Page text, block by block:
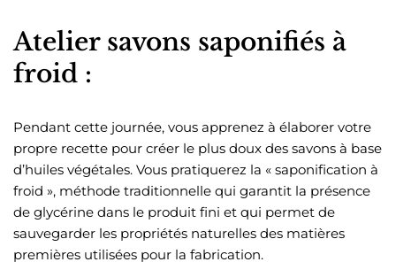
Atelier savons saponifiés à
froid :
Pendant cette journée, vous apprenez à élaborer votre
propre recette pour créer le plus doux des savons à base
d’huiles végétales. Vous pratiquerez la « saponification à
froid », méthode traditionnelle qui garantit la présence
de glycérine dans le produit fini et qui permet de
sauvegarder les propriétés naturelles des matières
premières utilisées pour la fabrication.